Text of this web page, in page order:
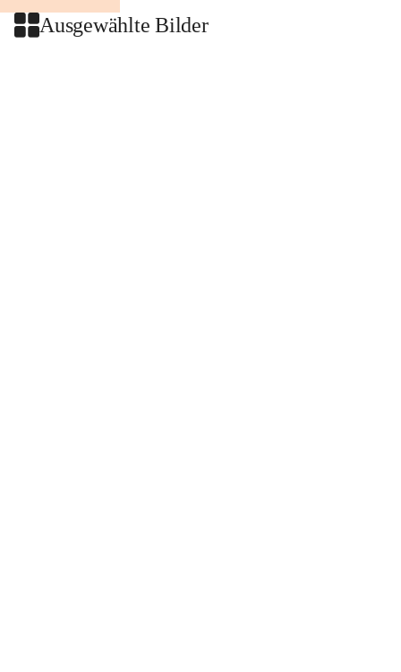
Ausgewählte Bilder